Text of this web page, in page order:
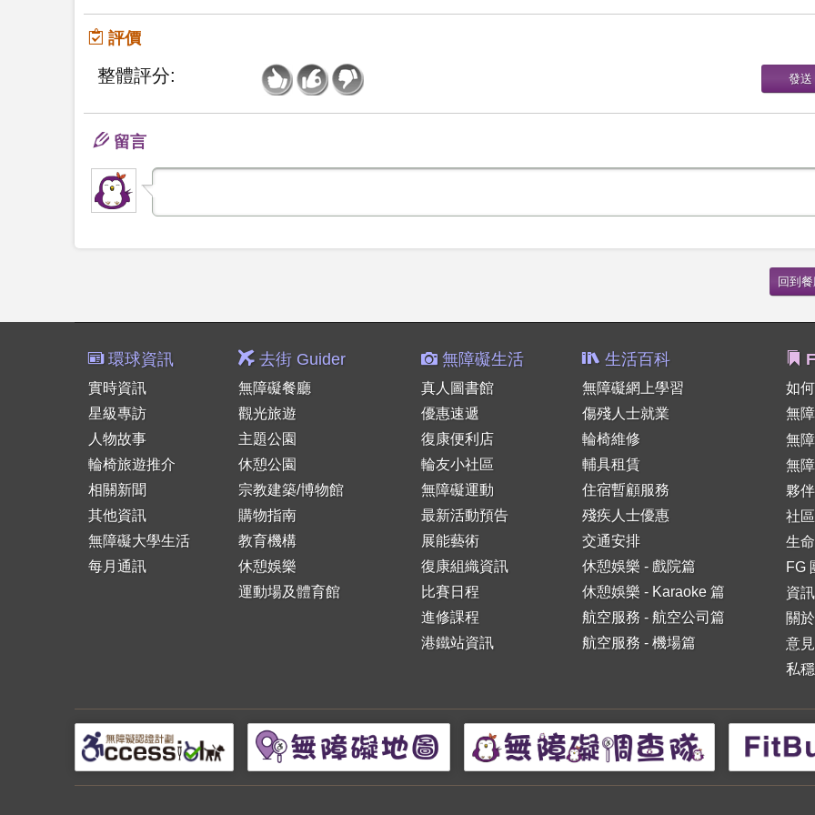
評價
整體評分:
留言
環球資訊
實時資訊
星級專訪
人物故事
輪椅旅遊推介
相關新聞
其他資訊
無障礙大學生活
每月通訊
去街 Guider
無障礙餐廳
觀光旅遊
主題公園
休憩公園
宗教建築/博物館
購物指南
教育機構
休憩娛樂
運動場及體育館
無障礙生活
真人圖書館
優惠速遞
復康便利店
輪友小社區
無障礙運動
最新活動預告
展能藝術
復康組織資訊
比賽日程
進修課程
港鐵站資訊
生活百科
無障礙網上學習
傷殘人士就業
輪椅維修
輔具租賃
住宿暫顧服務
殘疾人士優惠
交通安排
休憩娛樂 - 戲院篇
休憩娛樂 - Karaoke 篇
航空服務 - 航空公司篇
航空服務 - 機場篇
如
無
無
無
夥
社
生
FG
資
關
意
私